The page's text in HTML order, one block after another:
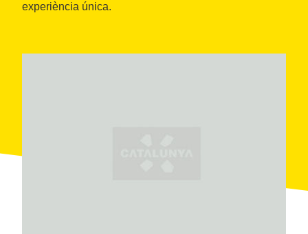
experiència única.